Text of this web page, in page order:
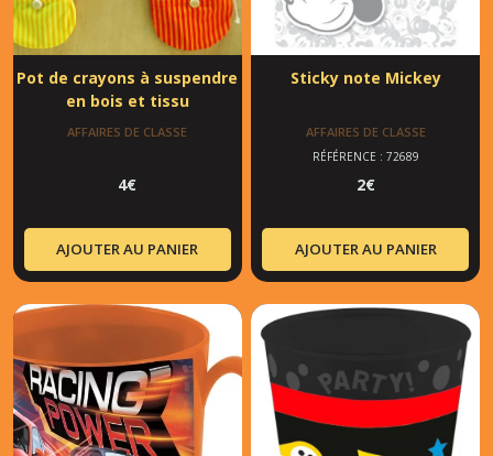
Pot de crayons à suspendre
en bois et tissu
AFFAIRES DE CLASSE
4€
AJOUTER AU PANIER
Sticky note Mickey
AFFAIRES DE CLASSE
RÉFÉRENCE : 72689
2€
AJOUTER AU PANIER